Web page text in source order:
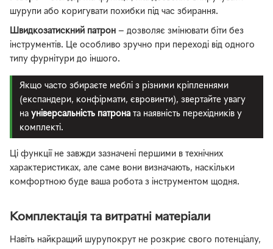
шурупи або коригувати похибки під час збирання.
Швидкозатискний патрон — дозволяє змінювати біти без
інструментів. Це особливо зручно при переході від одного
типу фурнітури до іншого.
Якщо часто збираєте меблі з різними кріпленнями
(експандери, конфірмати, євровинти), звертайте увагу
на універсальність патроната наявність перехідників у
комплекті.
Ці функції не завжди зазначені першими в технічних
характеристиках, але саме вони визначають, наскільки
комфортною буде ваша робота з інструментом щодня.
Комплектація та витратні матеріали
Навіть найкращий шурупокрут не розкриє свого потенціалу,